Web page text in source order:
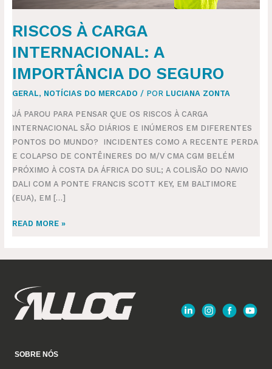
RISCOS À CARGA
INTERNACIONAL: A
IMPORTÂNCIA DO SEGURO
GERAL, NOTÍCIAS DO MERCADO / POR LUCIANA ZONTA
JÁ PAROU PARA PENSAR QUE OS RISCOS À CARGA
INTERNACIONAL SÃO DIÁRIOS E INÚMEROS EM DIFERENTES
PONTOS DO MUNDO? INCIDENTES COMO A RECENTE PERDA
E COLAPSO DE CONTÊINERES DO M/V CMA CGM BELÉM
PRÓXIMO À COSTA DA ÁFRICA DO SUL; A COLISÃO DO NAVIO
DALI COM A PONTE FRANCIS SCOTT KEY, EM BALTIMORE
(EUA), EM […]
READ MORE »
SOBRE NÓS